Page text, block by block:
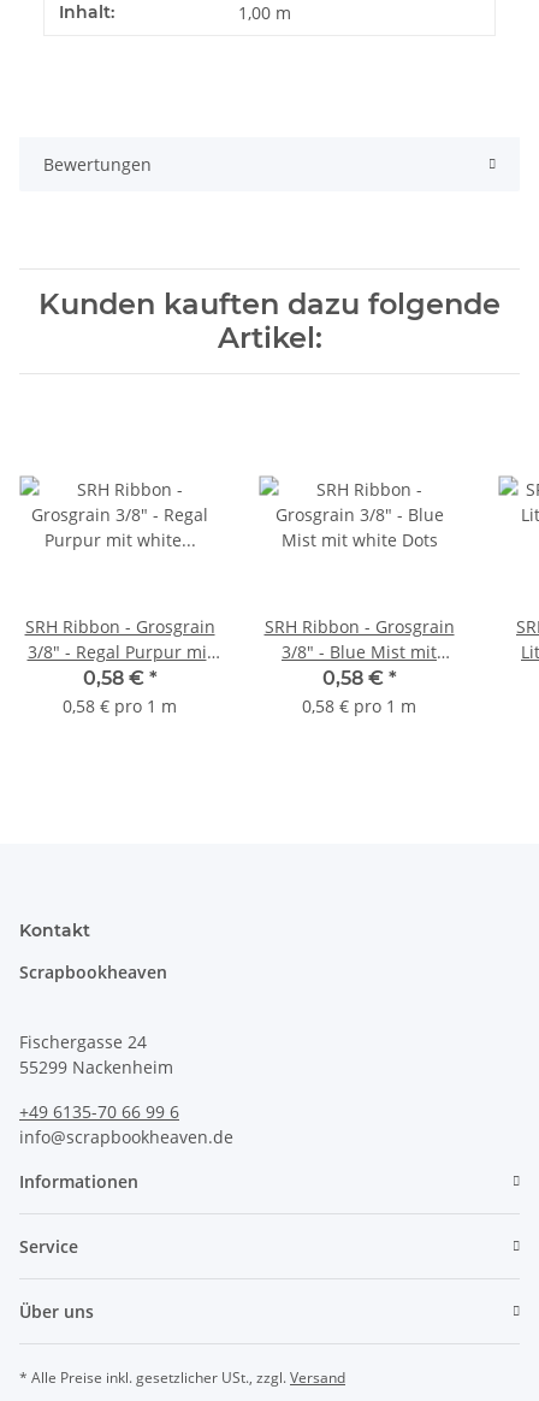
Inhalt: 1,00 m
Bewertungen
Kunden kauften dazu folgende
Artikel:
SRH Ribbon - Grosgrain
3/8" - Regal Purpur mit
white Dots
0,58 € *
0,58 € pro 1 m
SRH Ribbon - Grosgrain
3/8" - Blue Mist mit
white Dots
0,58 € *
0,58 € pro 1 m
Kontakt
Scrapbookheaven
Fischergasse 24
55299 Nackenheim
+49 6135-70 66 99 6
info@scrapbookheaven.de
Informationen
Service
Über uns
* Alle Preise inkl. gesetzlicher USt., zzgl.Versand